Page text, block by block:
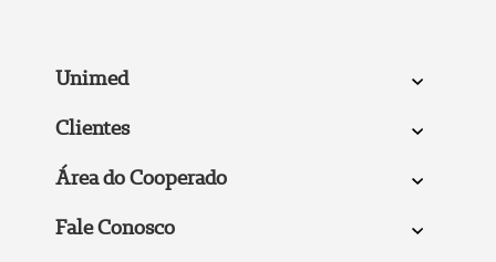
Unimed
Clientes
Área do Cooperado
Fale Conosco